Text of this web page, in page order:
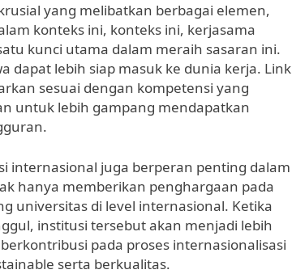
yang melibatkan berbagai elemen,
konteks ini, konteks ini, kerjasama
kunci utama dalam meraih sasaran ini.
dapat lebih siap masuk ke dunia kerja. Link
sesuai dengan kompetensi yang
untuk lebih gampang mendapatkan
internasional juga berperan penting dalam
hanya memberikan penghargaan pada
universitas di level internasional. Ketika
institusi tersebut akan menjadi lebih
pada proses internasionalisasi
serta berkualitas.